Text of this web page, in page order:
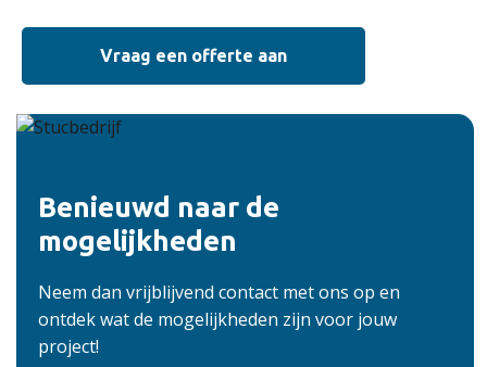
Vraag een offerte aan
Benieuwd naar de
mogelijkheden
Neem dan vrijblijvend contact met ons op en
ontdek wat de mogelijkheden zijn voor jouw
project!